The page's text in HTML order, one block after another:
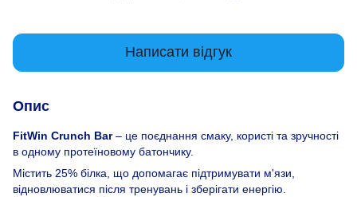
Написати відгук
Опис
FitWin Crunch Bar– це поєднання смаку, користі та зручності
в одному протеїновому батончику.
Містить 25% білка, що допомагає підтримувати м'язи,
відновлюватися після тренувань і зберігати енергію.